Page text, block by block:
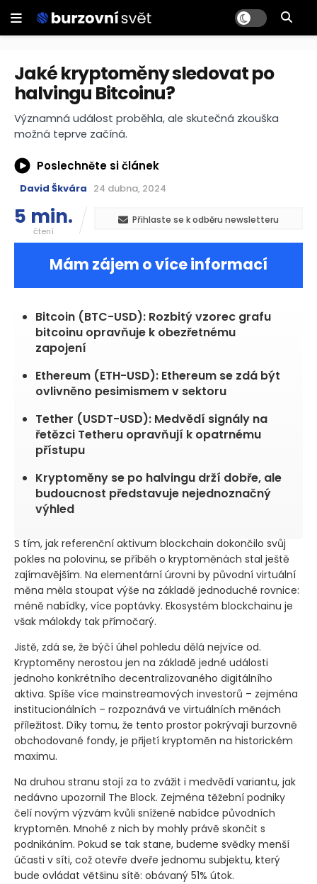
Jaké kryptoměny sledovat po
halvingu Bitcoinu?
Významná událost proběhla, ale skutečná zkouška
možná teprve začíná.
Poslechněte si článek
David Škvára 24 dubna, 2024
5 min.
čtení
Přihlaste se k odběru newsletteru
Mám zájem o více informací
Bitcoin (BTC-USD): Rozbitý vzorec grafu
bitcoinu opravňuje k obezřetnému
zapojení
Ethereum (ETH-USD): Ethereum se zdá být
ovlivněno pesimismem v sektoru
Tether (USDT-USD): Medvědí signály na
řetězci Tetheru opravňují k opatrnému
přístupu
Kryptoměny se po halvingu drží dobře, ale
budoucnost představuje nejednoznačný
výhled
S tím, jak referenční aktivum blockchain dokončilo svůj
pokles na polovinu, se příběh o kryptoměnách stal ještě
zajímavějším. Na elementární úrovni by původní virtuální
měna měla stoupat výše na základě jednoduché rovnice:
méně nabídky, více poptávky. Ekosystém blockchainu je
však málokdy tak přímočarý.
Jistě, zdá se, že býčí úhel pohledu dělá nejvíce od.
Kryptoměny nerostou jen na základě jedné události
jednoho konkrétního decentralizovaného digitálního
aktiva. Spíše více mainstreamových investorů – zejména
institucionálních – rozpoznává ve virtuálních měnách
příležitost. Díky tomu, že tento prostor pokrývají burzovně
obchodované fondy, je přijetí kryptoměn na historickém
maximu.
Na druhou stranu stojí za to zvážit i medvědí variantu, jak
nedávno upozornil The Block. Zejména těžební podniky
čelí novým výzvám kvůli snížené nabídce původních
kryptoměn. Mnohé z nich by mohly právě skončit s
podnikáním. Pokud se tak stane, budeme svědky menší
účasti v síti, což otevře dveře jednomu subjektu, který
bude ovládat většinu sítě: obávaný 51% útok.